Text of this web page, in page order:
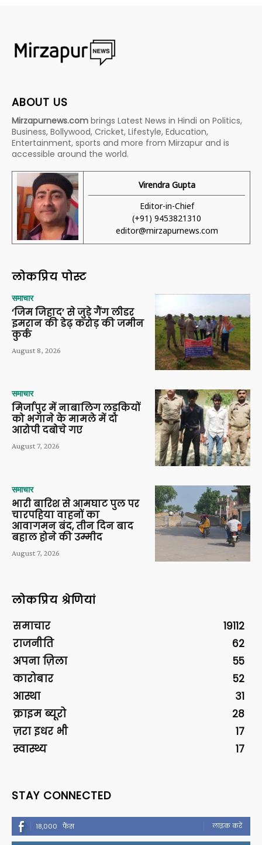
ABOUT US
Mirzapurnews.com brings Latest News in Hindi on Politics,
Business, Bollywood, Cricket, Lifestyle, Education,
Entertainment, sports and more from Mirzapur and is
accessible around the world.
Virendra Gupta
Editor-in-Chief
(+91) 9453821310
editor@mirzapurnews.com
लोकप्रिय पोस्ट
समाचार
‘जिम जिहाद’ से जुड़े गैंग लीडर
इमरान की डेढ़ करोड़ की जमीन
कुर्क
August 8, 2026
समाचार
मिर्जापुर में नाबालिग लड़कियों
को भगाने के मामले में दो
आरोपी दबोचे गए
August 7, 2026
समाचार
भारी बारिश से आमघाट पुल पर
चारपहिया वाहनों का
आवागमन बंद, तीन दिन बाद
बहाल होने की उम्मीद
August 7, 2026
लोकप्रिय श्रेणियां
समाचार
19112
राजनीति
62
अपना ज़िला
55
कारोबार
52
आस्था
31
क्राइम ब्यूरो
28
ज़रा इधर भी
17
स्वास्थ्य
17
STAY CONNECTED
18,000 फैंस लाइक करें